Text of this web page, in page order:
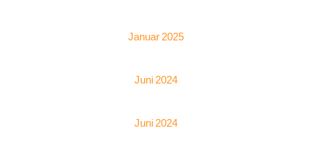
Januar 2025
Juni 2024
Juni 2024